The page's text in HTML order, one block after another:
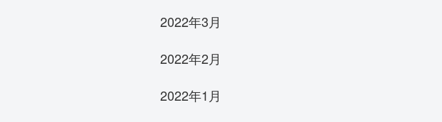
2022年3月
2022年2月
2022年1月